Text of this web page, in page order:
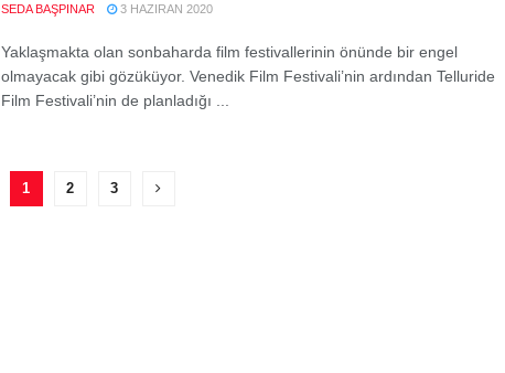
SEDA BAŞPINAR 3 HAZIRAN 2020
Yaklaşmakta olan sonbaharda film festivallerinin önünde bir engel
olmayacak gibi gözüküyor. Venedik Film Festivali’nin ardından Telluride
Film Festivali’nin de planladığı ...
1 2 3